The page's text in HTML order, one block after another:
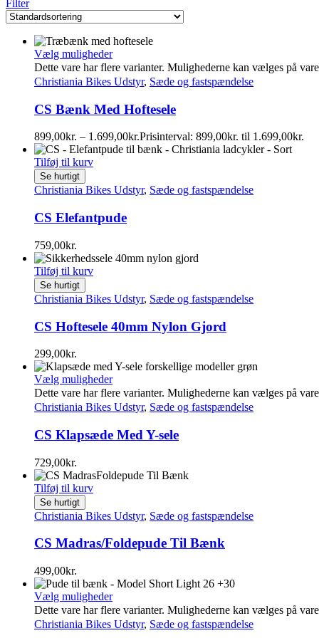
Filter
Vælg muligheder
Dette vare har flere varianter. Mulighederne kan vælges på
Christiania Bikes Udstyr, Sæde og fastspændelse
CS Bænk Med Hoftesele
899,00kr. – 1.699,00kr.Prisinterval: 899,00kr. til 1.699,00kr.
Tilføj til kurv
Se hurtigt
Christiania Bikes Udstyr, Sæde og fastspændelse
CS Elefantpude
759,00kr.
Tilføj til kurv
Se hurtigt
Christiania Bikes Udstyr, Sæde og fastspændelse
CS Hoftesele 40mm Nylon Gjord
299,00kr.
Vælg muligheder
Dette vare har flere varianter. Mulighederne kan vælges på
Christiania Bikes Udstyr, Sæde og fastspændelse
CS Klapsæde Med Y-sele
729,00kr.
Tilføj til kurv
Se hurtigt
Christiania Bikes Udstyr, Sæde og fastspændelse
CS Madras/Foldepude Til Bænk
499,00kr.
Vælg muligheder
Dette vare har flere varianter. Mulighederne kan vælges på
Christiania Bikes Udstyr, Sæde og fastspændelse